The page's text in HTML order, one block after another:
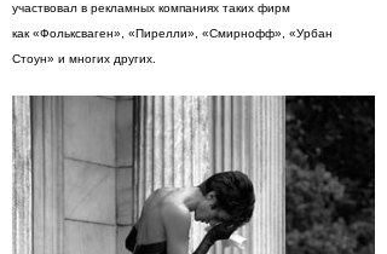
участвовал в рекламных компаниях таких фирм
как «Фольксваген», «Пирелли», «Смирнофф», «Урбан
Стоун» и многих других.